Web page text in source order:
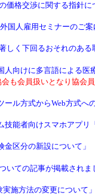
価格交渉に関する指針
国人雇用セミナーのご案
しく下回るおそれのあ
人向けに多言語による医
も会員扱いとなり協会
ル方式からWeb方式へ
能者向けスマホアプ
区分の新設について」
いての記事が掲載されま
施方法の変更について